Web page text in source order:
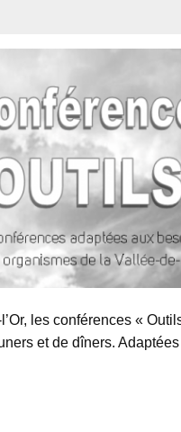
les conférences «
et de dîners.